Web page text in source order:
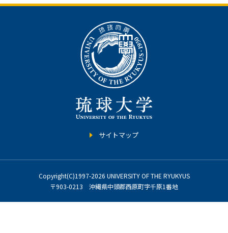
サイトマップ
Copyright(C)1997-2026 UNIVERSITY OF THE RYUKYUS
〒903-0213 沖縄県中頭郡西原町字千原1番地